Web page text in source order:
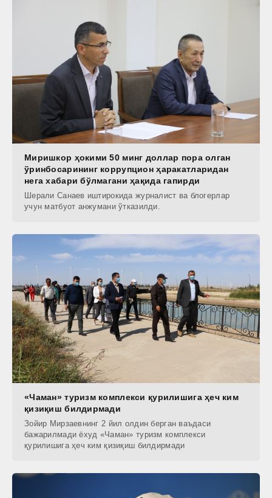
Миришкор ҳокими 50 минг доллар пора олган
ўринбосарининг коррупцион ҳаракатларидан
нега хабари бўлмагани ҳақида гапирди
Шерали Санаев иштирокида журналист ва блогерлар
учун матбуот анжумани ўтказилди.
«Чаман» туризм комплекси қурилишига ҳеч ким
қизиқиш билдирмади
Зойир Мирзаевнинг 2 йил олдин берган ваъдаси
бажарилмади ёхуд «Чаман» туризм комплекси
қурилишига ҳеч ким қизиқиш билдирмади